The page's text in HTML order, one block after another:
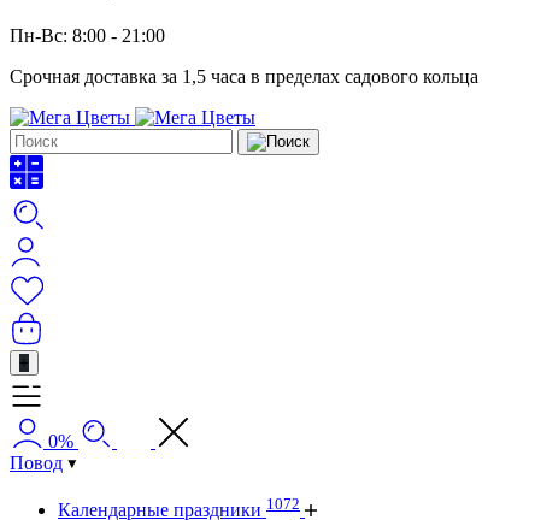
Пн-Вс: 8:00 - 21:00
Срочная доставка за 1,5 часа в пределах садового кольца
+
0%
Повод
Календарные праздники 1072